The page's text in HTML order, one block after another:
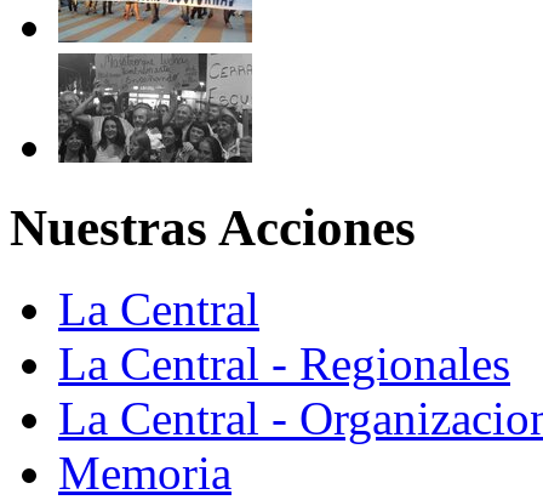
Nuestras Acciones
La Central
La Central - Regionales
La Central -
Memoria